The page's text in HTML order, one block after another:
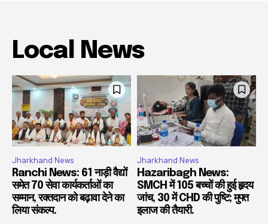
Local News
Jharkhand News
Ranchi News: 61 नाड़ी वैद्यों
समेत 70 सेवा कार्यकर्ताओं का
सम्मान, रक्तदान को बढ़ावा देने का
लिया संकल्प.
Jharkhand News
Hazaribagh News:
SMCH में 105 बच्चों की हुई हृदय
जांच, 30 में CHD की पुष्टि; मुफ्त
इलाज की तैयारी.